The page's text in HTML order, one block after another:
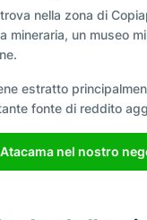
nella zona di
mineraria, un museo
estratto
fonte di reddito
nel nostro